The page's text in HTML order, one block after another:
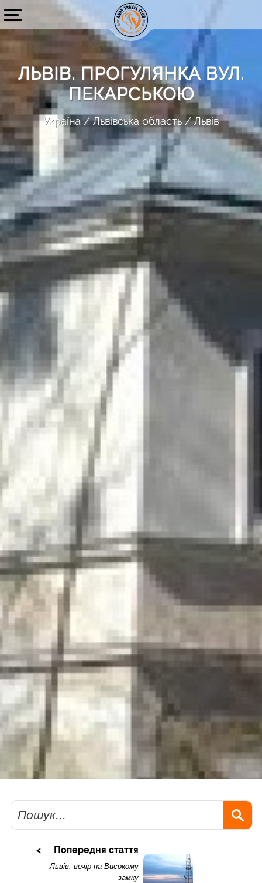
ЛЬВІВ. ПРОГУЛЯНКА ВУЛ.
ПЕКАРСЬКОЮ
Україна Львівська область Львів
Пошук
Попередня стаття
Львів: вечір на Високому
замку